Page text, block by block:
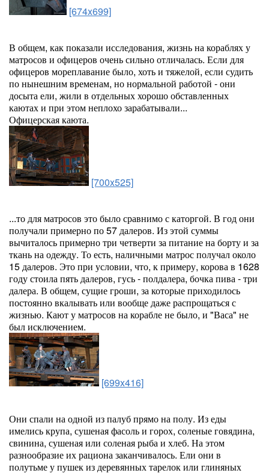
[674x699]
В общем, как показали исследования, жизнь на кораблях у
матросов и офицеров очень сильно отличалась. Если для
офицеров мореплавание было, хоть и тяжелой, если судить
по нынешним временам, но нормальной работой - они
досыта ели, жили в отдельных хорошо обставленных
каютах и при этом неплохо зарабатывали...
Офицерская каюта.
[700x525]
...то для матросов это было сравнимо с каторгой. В год они
получали примерно по 57 далеров. Из этой суммы
вычиталось примерно три четверти за питание на борту и за
ткань на одежду. То есть, наличными матрос получал около
15 далеров. Это при условии, что, к примеру, корова в 1628
году стоила пять далеров, гусь - полдалера, бочка пива - три
далера. В общем, сущие гроши, за которые приходилось
постоянно вкалывать или вообще даже распрощаться с
жизнью. Кают у матросов на корабле не было, и "Васа" не
был исключением.
[699x416]
Они спали на одной из палуб прямо на полу. Из еды
имелись крупа, сушеная фасоль и горох, соленые говядина,
свинина, сушеная или соленая рыба и хлеб. На этом
разнообразие их рациона заканчивалось. Ели они в
полутьме у пушек из деревянных тарелок или глиняных